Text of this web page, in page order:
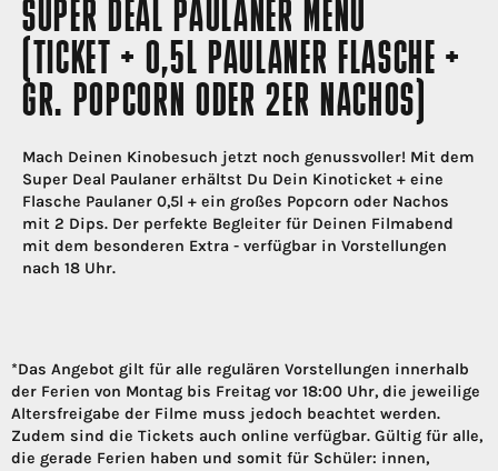
SUPER DEAL PAULANER MENÜ
(TICKET + 0,5L PAULANER FLASCHE +
GR. POPCORN ODER 2ER NACHOS)
Mach Deinen Kinobesuch jetzt noch genussvoller! Mit dem
Super Deal Paulaner erhältst Du Dein Kinoticket + eine
Flasche Paulaner 0,5l + ein großes Popcorn oder Nachos
mit 2 Dips. Der perfekte Begleiter für Deinen Filmabend
mit dem besonderen Extra - verfügbar in Vorstellungen
nach 18 Uhr.
*Das Angebot gilt für alle regulären Vorstellungen innerhalb
der Ferien von Montag bis Freitag vor 18:00 Uhr, die jeweilige
Altersfreigabe der Filme muss jedoch beachtet werden.
Zudem sind die Tickets auch online verfügbar. Gültig für alle,
die gerade Ferien haben und somit für Schüler: innen,